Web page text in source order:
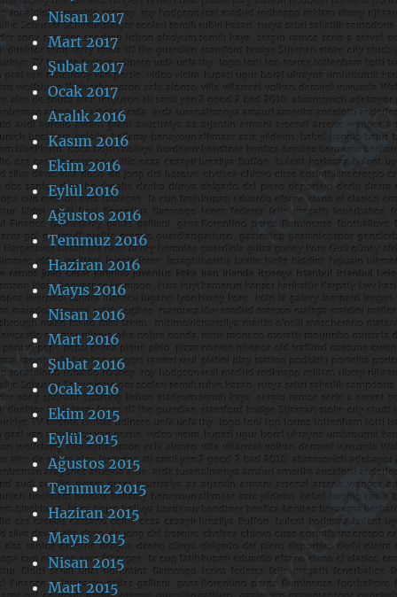
Nisan 2017
Mart 2017
Şubat 2017
Ocak 2017
Aralık 2016
Kasım 2016
Ekim 2016
Eylül 2016
Ağustos 2016
Temmuz 2016
Haziran 2016
Mayıs 2016
Nisan 2016
Mart 2016
Şubat 2016
Ocak 2016
Ekim 2015
Eylül 2015
Ağustos 2015
Temmuz 2015
Haziran 2015
Mayıs 2015
Nisan 2015
Mart 2015